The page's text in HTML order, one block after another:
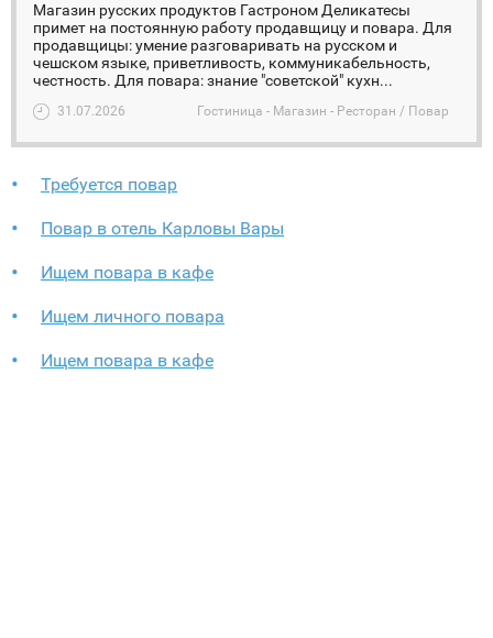
Магазин русских продуктов Гастроном Деликатесы
примет на постоянную работу продавщицу и повара. Для
продавщицы: умение разговаривать на русском и
чешском языке, приветливость, коммуникабельность,
честность. Для повара: знание "советской" кухн...
31.07.2026 Гостиница - Магазин - Ресторан / Повар
Требуется повар
Повар в отель Карловы Вары
Ищем повара в кафе
Ищем личного повара
Ищем повара в кафе